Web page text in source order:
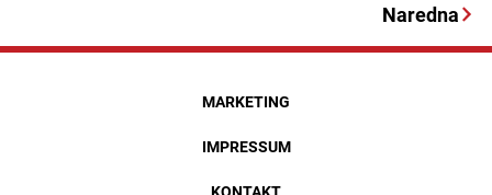
Naredna
MARKETING
IMPRESSUM